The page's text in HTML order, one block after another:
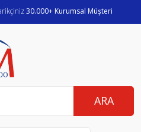
30.000+ Kurumsal Müşteri
ARA